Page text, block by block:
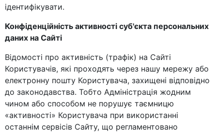
ідентифікувати.
Конфіденційність активності суб'єкта персональних
даних на Сайті
Відомості про активність (трафік) на Сайті
Користувачів, які проходять через нашу мережу або
електронну пошту Користувача, захищені відповідно
до законодавства. Тобто Адміністрація жодним
чином або способом не порушує таємницю
«активності» Користувача при використанні
останнім сервісів Сайту, що регламентовано